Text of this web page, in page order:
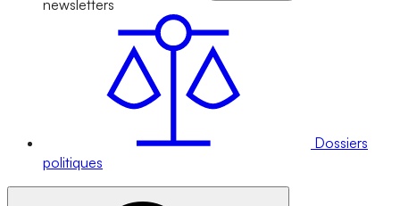
newsletters
Dossiers
politiques